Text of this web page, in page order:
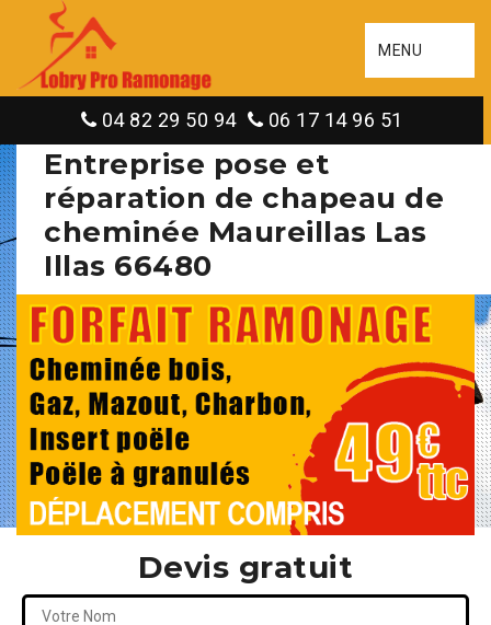
MENU
04 82 29 50 94 06 17 14 96 51
Entreprise pose et
réparation de chapeau de
cheminée Maureillas Las
Illas 66480
Devis gratuit